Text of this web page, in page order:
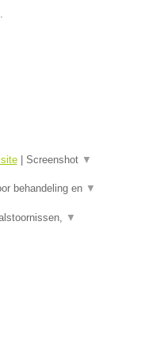
| Screenshot ▼
behandeling en ▼
▼